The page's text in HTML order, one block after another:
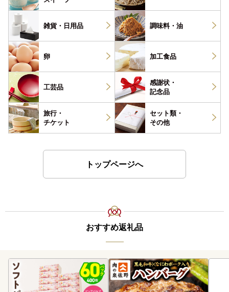
雑貨・ 日用品 調味料・ 油
卵 加工食品
工芸品
感謝状・
記念品
旅行・
チケット
セット類・
その他
トップページへ
おすすめ返礼品